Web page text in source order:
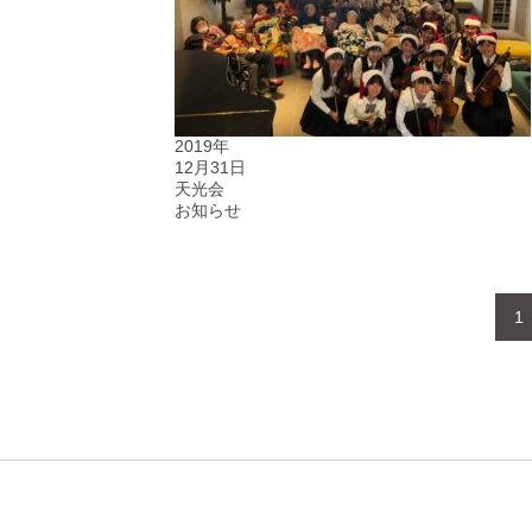
2019年
12月31日
天光会
お知らせ
1